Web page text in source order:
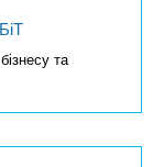
та